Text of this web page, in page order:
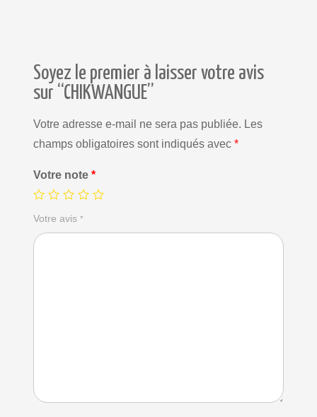
Soyez le premier à laisser votre avis
sur “CHIKWANGUE”
Votre adresse e-mail ne sera pas publiée. Les
champs obligatoires sont indiqués avec *
Votre note *
Votre avis *